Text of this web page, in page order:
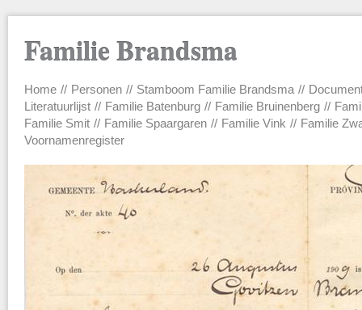
Familie Brandsma
Main menu
Home Personen Stamboom Familie Brandsma
Literatuurlijst
Familie Batenburg Familie Bruinenberg
Familie Smit
Familie Spaargaren Familie Vink
Familie
Voornamenregister